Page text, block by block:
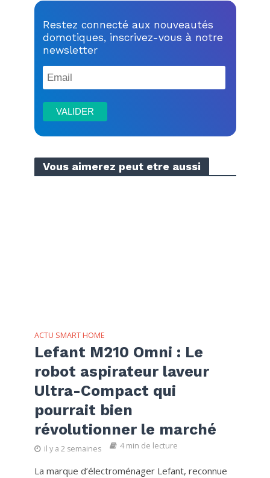
Restez connecté aux nouveautés
domotiques, inscrivez-vous à notre
newsletter
Vous aimerez peut etre aussi
ACTU SMART HOME
Lefant M210 Omni : Le
robot aspirateur laveur
Ultra-Compact qui
pourrait bien
révolutionner le marché
il y a 2 semaines 4 min de lecture
La marque d’électroménager Lefant, reconnue